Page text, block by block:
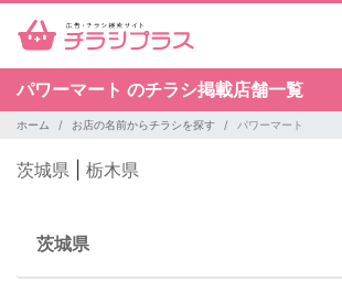
パワーマート のチラシ掲載店舗一覧
ホーム お店の名前からチラシを探す パワーマート
茨城県 栃木県
茨城県